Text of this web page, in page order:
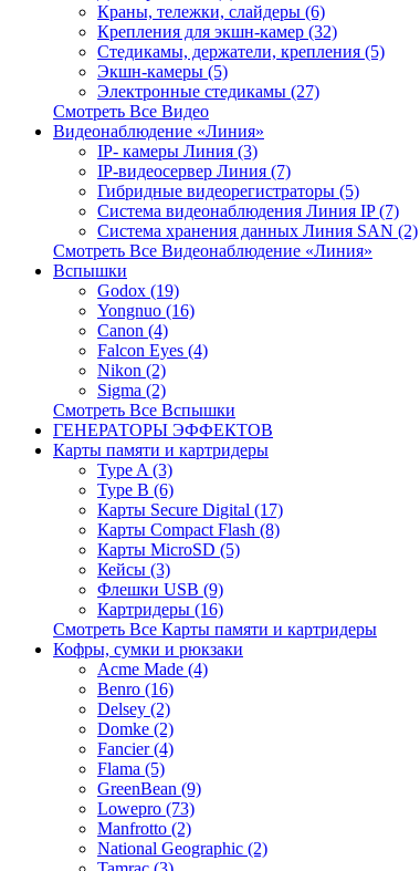
Краны, тележки, слайдеры (6)
Крепления для экшн-камер (32)
Стедикамы, держатели, крепления (5)
Экшн-камеры (5)
Электронные стедикамы (27)
Смотреть Все Видео
Видеонаблюдение «Линия»
IP- камеры Линия (3)
IP-видеосервер Линия (7)
Гибридные видеорегистраторы (5)
Система видеонаблюдения Линия IP (7)
Система хранения данных Линия SAN (2)
Смотреть Все Видеонаблюдение «Линия»
Вспышки
Godox (19)
Yongnuo (16)
Canon (4)
Falcon Eyes (4)
Nikon (2)
Sigma (2)
Смотреть Все Вспышки
ГЕНЕРАТОРЫ ЭФФЕКТОВ
Карты памяти и картридеры
Type A (3)
Type B (6)
Карты Secure Digital (17)
Карты Compact Flash (8)
Карты MicroSD (5)
Кейсы (3)
Флешки USB (9)
Картридеры (16)
Смотреть Все Карты памяти и картридеры
Кофры, сумки и рюкзаки
Acme Made (4)
Benro (16)
Delsey (2)
Domke (2)
Fancier (4)
Flama (5)
GreenBean (9)
Lowepro (73)
Manfrotto (2)
National Geographic (2)